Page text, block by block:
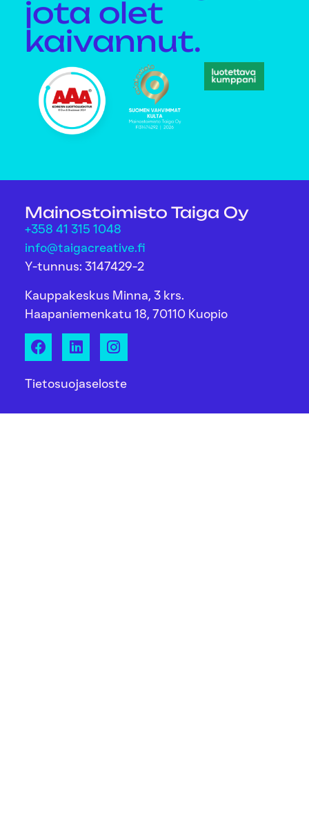
jota olet
kaivannut.
Mainostoimisto Taiga Oy
+358 41 315 1048
info@taigacreative.fi
Y-tunnus: 3147429-2
Kauppakeskus Minna, 3 krs.
Haapaniemenkatu 18, 70110 Kuopio
Tietosuojaseloste